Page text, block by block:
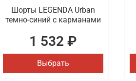
Шорты LEGENDA Urban
темно-синий с карманами
1 532 ₽
Выбрать